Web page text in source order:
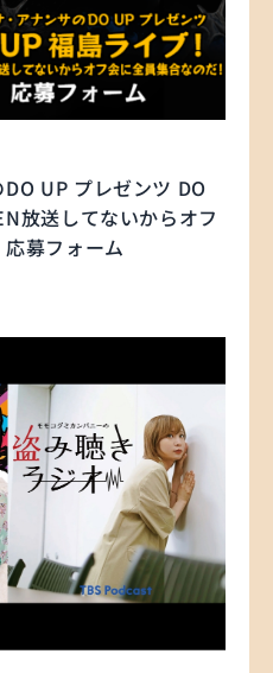
DO UP プレゼンツ DO
放送してないからオフ
募フォーム